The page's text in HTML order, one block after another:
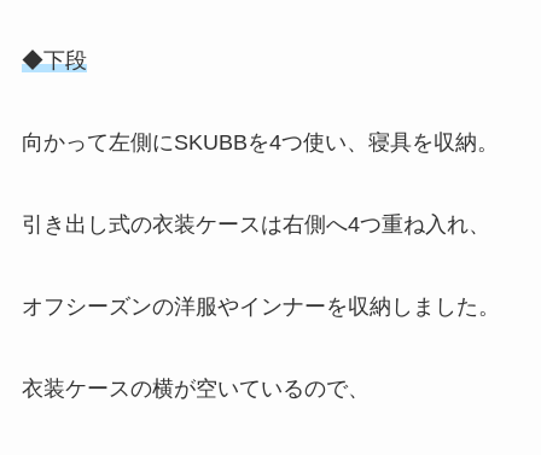
◆下段
向かって左側にSKUBBを4つ使い、寝具を収納。
引き出し式の衣装ケースは右側へ4つ重ね入れ、
オフシーズンの洋服やインナーを収納しました。
衣装ケースの横が空いているので、